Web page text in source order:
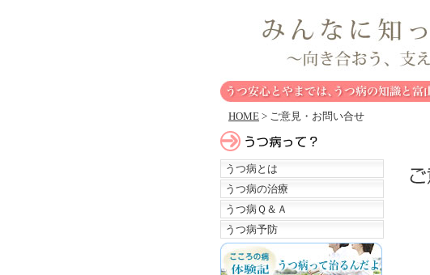
HOME > ご意見・お問い合せ
うつ病とは
うつ病の治療
うつ病Ｑ＆Ａ
うつ病予防